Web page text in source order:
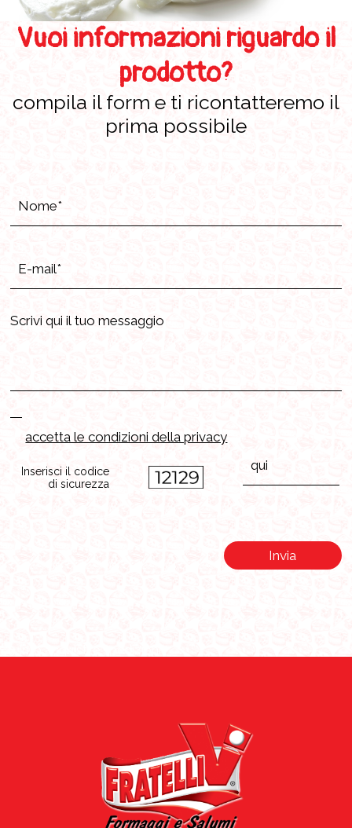
Vuoi informazioni riguardo il
prodotto?
compila il form e ti ricontatteremo il
prima possibile
accetta le condizioni della privacy
Inserisci il codice
di sicurezza
Invia